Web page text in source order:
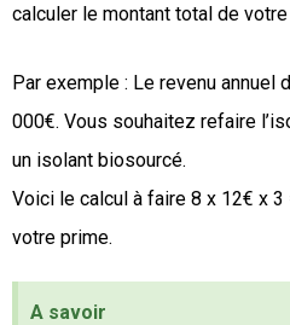
calculer le montant total de
Par exemple : Le revenu annuel
000€. Vous souhaitez refaire
un isolant biosourcé.
Voici le calcul à faire 8 x 12€ x 3
votre prime.
A savoir